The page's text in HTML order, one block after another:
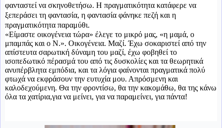
φανταστεί να σκηνοθετήσω. Η πραγματικότητα κατάφερε να
ξεπεράσει τη φαντασία, η φαντασία φάνηκε πεζή και η
πραγματικότητα παραμύθι.
«Είμαστε οικογένεια τώρα» έλεγε το μικρό μας, «η μαμά, ο
μπαμπάς και ο Ν.». Οικογένεια. Μαζί. Έχω σοκαριστεί από την
απίστευτα σαρωτική δύναμη του μαζί, έχω φοβηθεί το
ισοπεδωτικό πέρασμά του από τις δυσκολίες και τα θεωρητικά
ανυπέρβλητα εμπόδια, και τα λόγια φαίνονται πραγματικά πολύ
φτωχά να εκφράσουν την ευτυχία μου. Απρόσμενη και
καλοδεχούμενη. Θα την φροντίσω, θα την κακομάθω, θα της κάνω
όλα τα χατίρια,για να μείνει, για να παραμείνει, για πάντα!